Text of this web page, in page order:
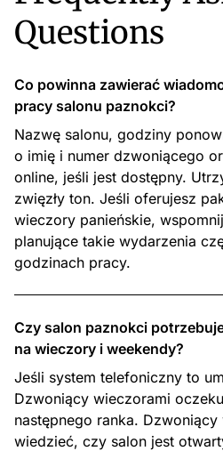
Questions
Co powinna zawierać
pracy salonu paznokci?
Nazwę salonu, godziny
o imię i numer dzwoniącego
online, jeśli jest dostępny.
zwięzły ton. Jeśli oferujesz
wieczory panieńskie,
planujące takie wydarzenia
godzinach pracy.
Czy salon paznokci
na wieczory i weekendy?
Jeśli system telefoniczny to
Dzwoniący wieczorami
następnego ranka.
wiedzieć, czy salon jest